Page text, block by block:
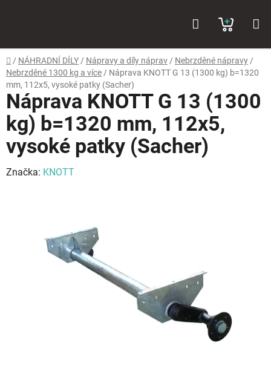
KOŠÍK
Domů
/ NÁHRADNÍ DÍLY / Nápravy a díly náprav / Nebrzděné nápravy /
Nebrzděné 1300 kg a více / Náprava KNOTT G 13 (1300 kg) b=1320
mm, 112x5, vysoké patky (Sacher)
Náprava KNOTT G 13 (1300
kg) b=1320 mm, 112x5,
vysoké patky (Sacher)
Značka: KNOTT